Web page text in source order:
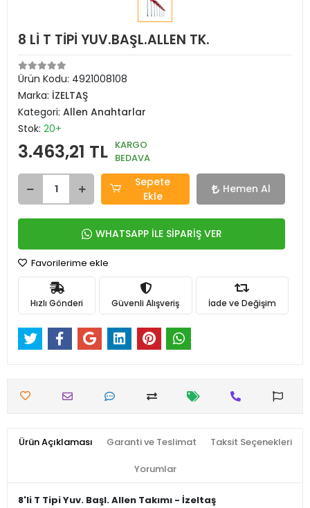
8 Lİ T TİPİ YUV.BAŞL.ALLEN TK.
Ürün Kodu: 4921008108
Marka: İZELTAŞ
Kategori: Allen Anahtarlar
Stok: 20+
3.463,21 TL KARGO
BEDAVA
Sepete
Ekle
Hemen Al
WHATSAPP İLE SİPARİŞ VER
Favorilerime ekle
Hızlı Gönderi Güvenli Alışveriş İade ve Değişim
Ürün Açıklaması Garanti ve Teslimat Taksit Seçenekleri
Yorumlar
8'li T Tipi Yuv. Başl. Allen Takımı - İzeltaş